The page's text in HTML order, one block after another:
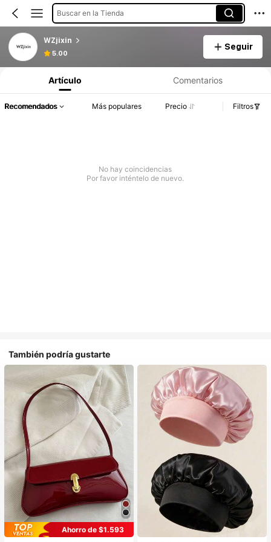
Buscar en la Tienda
WZjixin
5.00
Seguir
Artículo Comentarios
Recomendados Más populares Precio Filtros
No hay coincidencias
Por favor inténtelo de nuevo.
También podría gustarte
Ahorro de $1.593
#1 Más vendidos
en Multicolor Gorros para el pelo para mujer
Establecido hace 1 año